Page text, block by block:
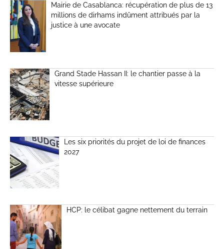
Mairie de Casablanca: récupération de plus de 13
millions de dirhams indûment attribués par la
justice à une avocate
Grand Stade Hassan II: le chantier passe à la
vitesse supérieure
Les six priorités du projet de loi de finances
2027
HCP: le célibat gagne nettement du terrain